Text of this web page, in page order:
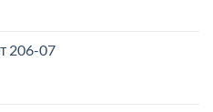
206-07